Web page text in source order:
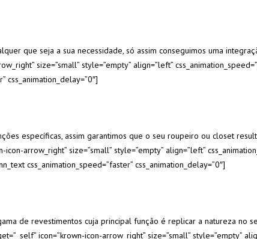
que seja a sua necessidade, só assim conseguimos uma
size=”small” style=”empty” align=”left”
css_animation_delay=”0″]
específicas, assim garantimos que o seu roupeiro ou closet
arrow_right” size=”small” style=”empty” align=”left”
css_animation_speed=”faster” css_animation_delay=”0″]
de revestimentos cuja principal função é replicar a natureza no
icon=”krown-icon-arrow_right” size=”small” style=”empty”